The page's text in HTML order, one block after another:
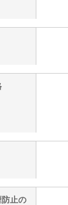
防止の